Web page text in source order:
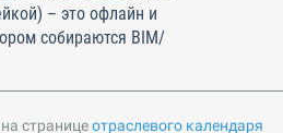
– это офлайн и
собираются BIM/
страницеотраслевого календаря